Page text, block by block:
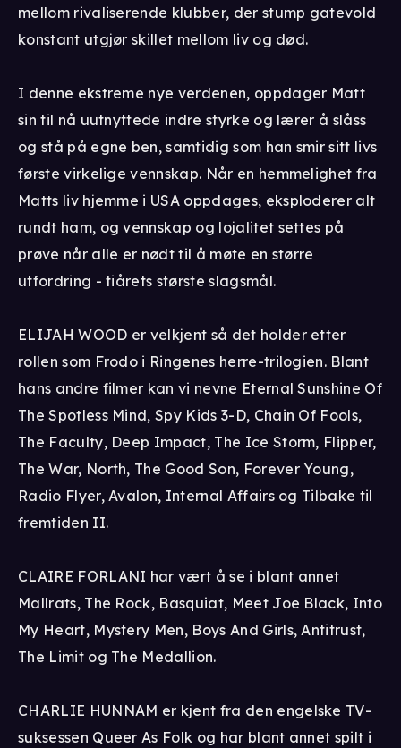
mellom rivaliserende klubber, der stump gatevold
konstant utgjør skillet mellom liv og død.
I denne ekstreme nye verdenen, oppdager Matt
sin til nå uutnyttede indre styrke og lærer å slåss
og stå på egne ben, samtidig som han smir sitt livs
første virkelige vennskap. Når en hemmelighet fra
Matts liv hjemme i USA oppdages, eksploderer alt
rundt ham, og vennskap og lojalitet settes på
prøve når alle er nødt til å møte en større
utfordring - tiårets største slagsmål.
ELIJAH WOOD er velkjent så det holder etter
rollen som Frodo i Ringenes herre-trilogien. Blant
hans andre filmer kan vi nevne Eternal Sunshine Of
The Spotless Mind, Spy Kids 3-D, Chain Of Fools,
The Faculty, Deep Impact, The Ice Storm, Flipper,
The War, North, The Good Son, Forever Young,
Radio Flyer, Avalon, Internal Affairs og Tilbake til
fremtiden II.
CLAIRE FORLANI har vært å se i blant annet
Mallrats, The Rock, Basquiat, Meet Joe Black, Into
My Heart, Mystery Men, Boys And Girls, Antitrust,
The Limit og The Medallion.
CHARLIE HUNNAM er kjent fra den engelske TV-
suksessen Queer As Folk og har blant annet spilt i